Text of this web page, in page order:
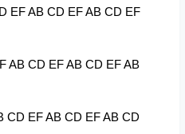
EF AB CD EF AB CD EF
AB CD EF AB CD EF AB
CD EF AB CD EF AB CD